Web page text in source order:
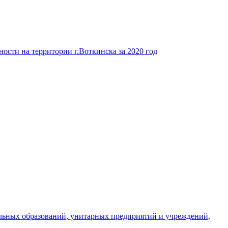
на территории г.Воткинска за 2020 год
образований, унитарных предприятий и учреждений,